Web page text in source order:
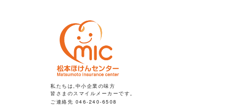
私たちは,中小企業の味方
皆さまのスマイルメーカーです。
ご連絡先 046-240-6508